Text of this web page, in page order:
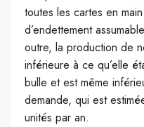
toutes les cartes en
d’endettement
outre, la production de
inférieure à ce qu’elle
bulle et est même
demande, qui est
unités par an.